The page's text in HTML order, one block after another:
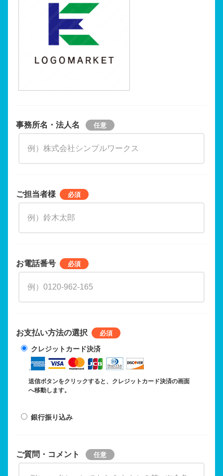
事務所名・法人名
ご担当者様
お電話番号
お支払い方法の選択
クレジットカード決済
送信ボタンをクリックすると、クレジットカード決済の画面
へ移動します。
銀行振り込み
ご質問・コメント